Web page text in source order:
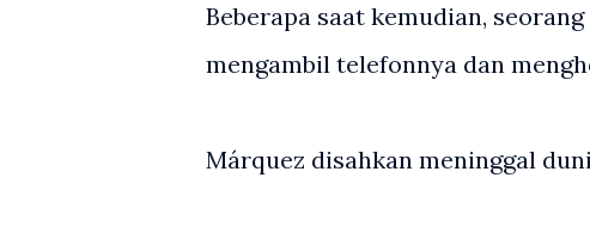
Beberapa saat kemudian,
mengambil telefonnya dan
Márquez disahkan meninggal